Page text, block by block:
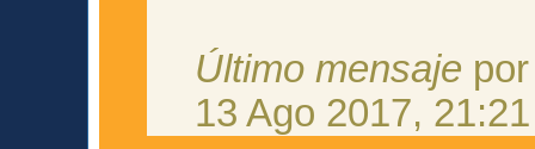
Último mensaje
13 Ago 2017, 21:21